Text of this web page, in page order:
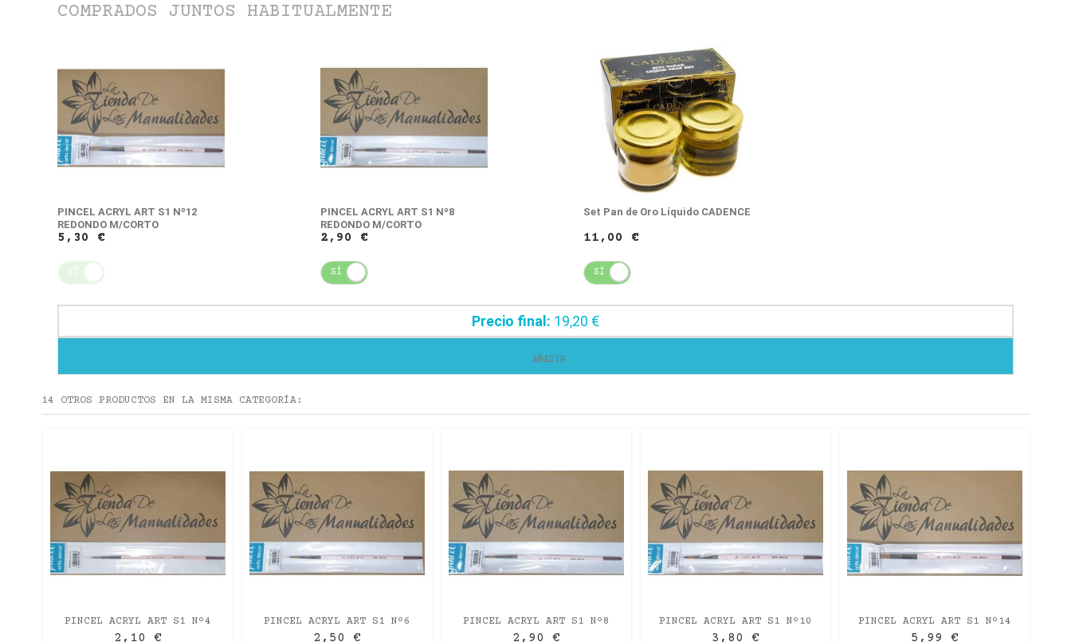
COMPRADOS JUNTOS HABITUALMENTE
PINCEL ACRYL ART S1 Nº12
REDONDO M/CORTO
5,30 €
SÍ
PINCEL ACRYL ART S1 Nº8
REDONDO M/CORTO
2,90 €
SÍ
Set Pan de Oro Líquido CADENCE
11,00 €
SÍ
Precio final: 19,20 €
AÑADIR
14 OTROS PRODUCTOS EN LA MISMA CATEGORÍA:
PINCEL ACRYL ART S1 Nº4
REDONDO M/CORTO
2,10 €
PINCEL ACRYL ART S1 Nº6
REDONDO M/CORTO
2,50 €
PINCEL ACRYL ART S1 Nº8
REDONDO M/CORTO
2,90 €
PINCEL ACRYL ART S1 Nº10
REDONDO M/CORTO
3,80 €
PINCEL ACRYL ART S1 Nº14
REDONDO M/CORTO
5,99 €